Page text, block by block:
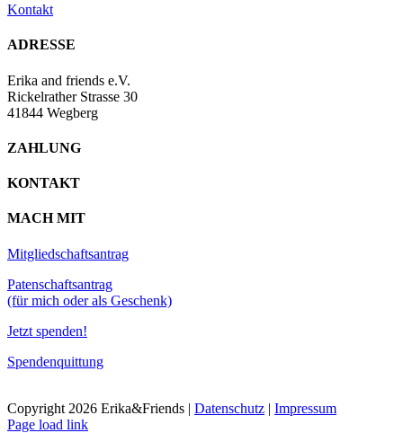
Kontakt
ADRESSE
Erika and friends e.V.
Rickelrather Strasse 30
41844 Wegberg
ZAHLUNG
KONTAKT
MACH MIT
Mitgliedschaftsantrag
Patenschaftsantrag
(für mich oder als Geschenk)
Jetzt spenden!
Spendenquittung
Copyright 2026 Erika&Friends | Datenschutz | Impressum
Page load link